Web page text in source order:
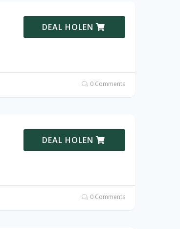
DEAL HOLEN
0 Comments
DEAL HOLEN
0 Comments